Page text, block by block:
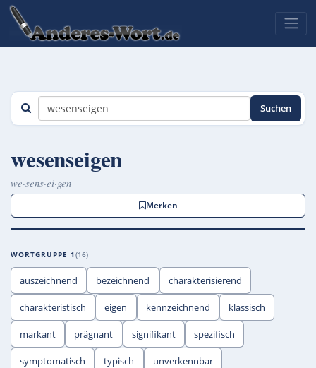
Suchen
wesenseigen
we·sens·ei·gen
Merken
WORTGRUPPE 1 16
auszeichnend bezeichnend charakterisierend
charakteristisch eigen kennzeichnend klassisch
markant prägnant signifikant spezifisch
symptomatisch typisch unverkennbar